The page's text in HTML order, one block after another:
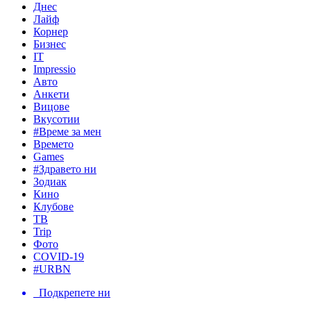
Днес
Лайф
Корнер
Бизнес
IT
Impressio
Авто
Анкети
Вицове
Вкусотии
#Време за мен
Времето
Games
#Здравето ни
Зодиак
Кино
Клубове
ТВ
Trip
Фото
COVID-19
#URBN
Подкрепете ни